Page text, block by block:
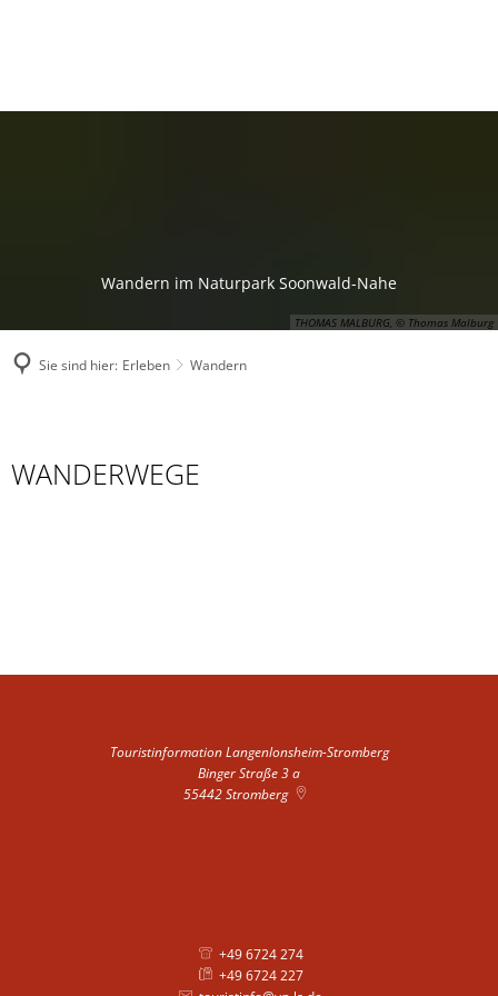
THOMAS MALBURG, © Thomas Malburg
Wandern im Naturpark Soonwald-Nahe
Sie sind hier: Erleben Wandern
WANDERWEGE
Touristinformation Langenlonsheim-Stromberg
Binger Straße 3 a
55442Stromberg
+49 6724 274
+49 6724 227